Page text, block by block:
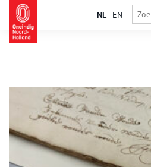
NL EN